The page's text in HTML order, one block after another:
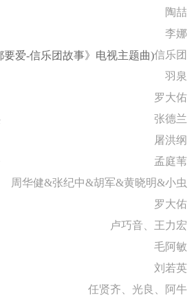
陶喆
李娜
要爱-信乐团故事》电视主题曲)信乐团
羽泉
罗大佑
张德兰
屠洪纲
孟庭苇
周华健&张纪中&胡军&黄晓明&小虫
罗大佑
卢巧音、王力宏
毛阿敏
刘若英
任贤齐、光良、阿牛